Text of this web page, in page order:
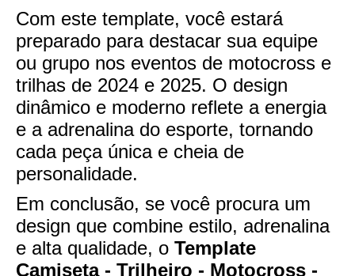
Com este template, você estará
preparado para destacar sua equipe
ou grupo nos eventos de motocross e
trilhas de 2024 e 2025. O design
dinâmico e moderno reflete a energia
e a adrenalina do esporte, tornando
cada peça única e cheia de
personalidade.
Em conclusão, se você procura um
design que combine estilo, adrenalina
e alta qualidade, o Template
Camiseta - Trilheiro - Motocross -